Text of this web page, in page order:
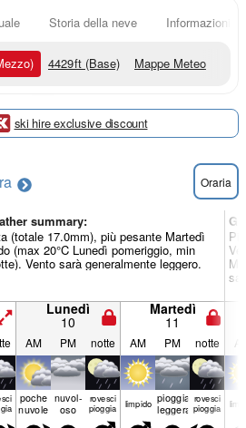
Storia della neve Informazioni
4429ft (Base) Mappe Meteo
ski hire exclusive discount
Oraria
summary:
(totale 17.0mm), più pesante Martedì
(max 20°C Lunedì pomeriggio, min
Vento sarà generalmente leggero.
Lunedì
10
Martedì
11
AM PM notte AM PM notte
poche
nuvole
nuvol-
oso
rovesci
pioggia limp­ido pioggia
leggera
rovesci
pioggia